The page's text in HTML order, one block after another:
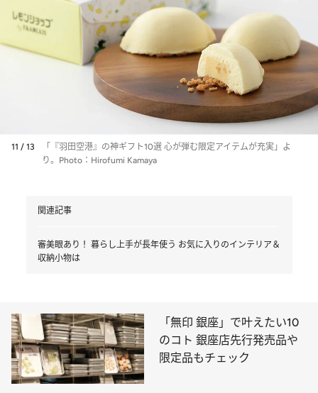
11 / 13
「『羽田空港』の神ギフト10選 心が弾む限定アイテムが充実」よ
り。Photo：Hirofumi Kamaya
関連記事
審美眼あり！ 暮らし上手が長年使う お気に入りのインテリア＆
収納小物は
「無印 銀座」で叶えたい10
のコト 銀座店先行発売品や
限定品もチェック